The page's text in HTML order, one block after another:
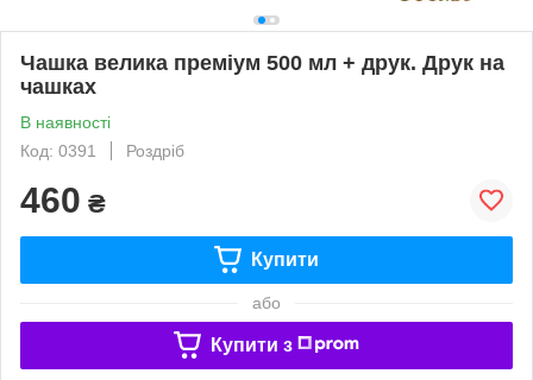
Чашка велика преміум 500 мл + друк. Друк на
чашках
В наявності
Код: 0391
Роздріб
460 ₴
Купити
або
Купити з